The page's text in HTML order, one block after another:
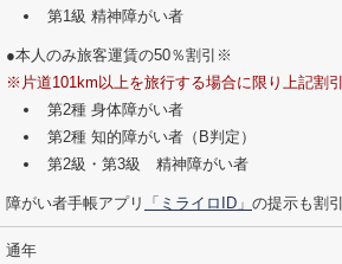
第1級 精神障がい者
●本人のみ旅客運賃の50％割引※
※片道101km以上を旅行する場合に限り上記割
第2種 身体障がい者
第2種 知的障がい者（B判定）
第2級・第3級 精神障がい者
障がい者手帳アプリ 「ミライロID」 の提示も割
通年